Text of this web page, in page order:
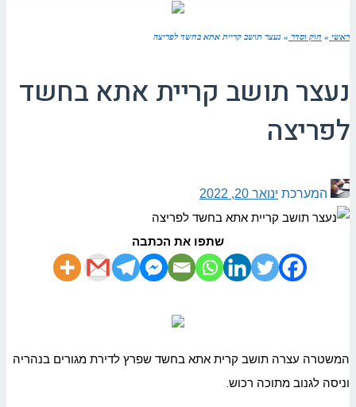
ראשי » חוק וסדר » נעצר תושב קריית אתא בחשד לפריצה
נעצר תושב קריית אתא בחשד
לפריצה
המערכת ינואר 20, 2022
שתפו את הכתבה
המשטרה עצרה תושב קרית אתא בחשד שפרץ לדירת מגורים בנהריה
וניסה לגנוב מתוכה רכוש.